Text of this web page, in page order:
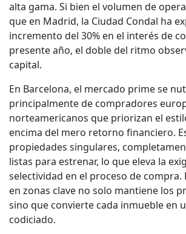
alta gama. Si bien el volumen de
que en Madrid, la Ciudad Condal ha
incremento del 30% en el interés de
presente año, el doble del ritmo
capital.
En Barcelona, el mercado prime se
principalmente de compradores
norteamericanos que priorizan el
encima del mero retorno financiero.
propiedades singulares,
listas para estrenar, lo que eleva la
selectividad en el proceso de compra.
en zonas clave no solo mantiene los
sino que convierte cada inmueble en
codiciado.